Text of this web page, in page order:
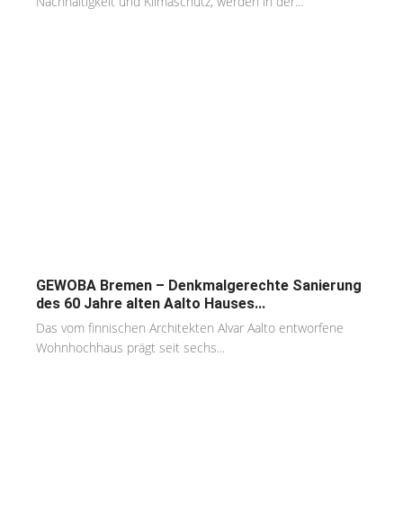
GEWOBA Bremen – Denkmalgerechte Sanierung
des 60 Jahre alten Aalto Hauses...
Das vom finnischen Architekten Alvar Aalto entworfene
Wohnhochhaus prägt seit sechs...